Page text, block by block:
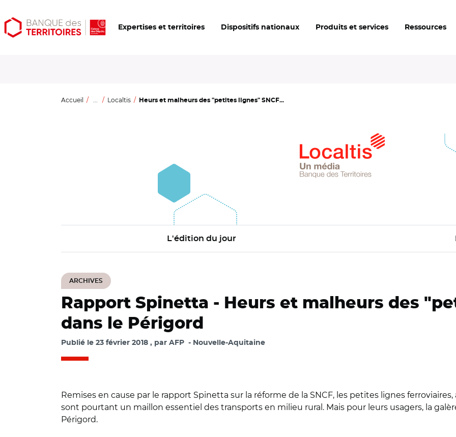
Aller
au
Aller
au
Ouvrir
les
Expertises et territoires Dispositifs nationaux Produits et services Ressources
Accueil ... Localtis Heurs et malheurs des "petites lignes" SNCF...
L'édition du jour
ARCHIVES
Rapport Spinetta - Heurs et malheurs des
dans le Périgord
Publié le 23 février 2018 par AFP Nouvelle-Aquitaine
Remises en cause par le rapport Spinetta sur la réforme de la SNCF, les petites lignes
sont pourtant un maillon essentiel des transports en milieu rural. Mais pour leurs usagers, la
Périgord.